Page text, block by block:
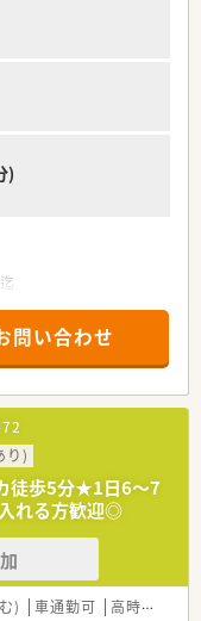
を目指しており、売
と展開しており、地域
きな薬剤師が活躍して
という意欲的な薬剤師
じて、地域住民の健康
が多く在籍していま
)
ッフ／
きしっかりサポート！
上)/雇用保険/薬剤師賠
務)、夏季休暇、慶弔休
！
問い合わせ
り)
徒歩5分★1日6～7
入れる方歓迎◎
) 車通勤可 高時給(2,500円以上)